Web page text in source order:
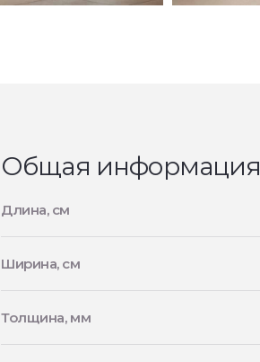
Общая информация
Длина, см
Ширина, см
Толщина, мм